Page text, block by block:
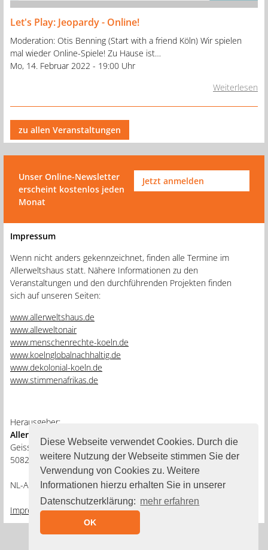
Diese Webseite verwendet Cookies. Durch die
weitere Nutzung der Webseite stimmen Sie der
Verwendung von Cookies zu. Weitere
Informationen hierzu erhalten Sie in unserer
Datenschutzerklärung: mehr erfahren
OK
Let's Play: Jeopardy - Online!
Moderation: Otis Benning (Start with a friend Köln) Wir spielen
mal wieder Online-Spiele! Zu Hause ist…
Mo, 14. Februar 2022 - 19:00 Uhr
Weiterlesen
zu allen Veranstaltungen
Unser Online-Newsletter
erscheint kostenlos jeden
Monat
Jetzt anmelden
Impressum
Wenn nicht anders gekennzeichnet, finden alle Termine im
Allerweltshaus statt. Nähere Informationen zu den
Veranstaltungen und den durchführenden Projekten finden
sich auf unseren Seiten:
www.allerweltshaus.de
www.alleweltonair
www.menschenrechte-koeln.de
www.koelnglobalnachhaltig.de
www.dekolonial-koeln.de
www.stimmenafrikas.de
Herausgeber:
Allerwelthaus e.V.
Geisselstraße 3-5
50823 Köln
NL-Ausgabe: 01. Februar 2022
Impressum|Datenschutz